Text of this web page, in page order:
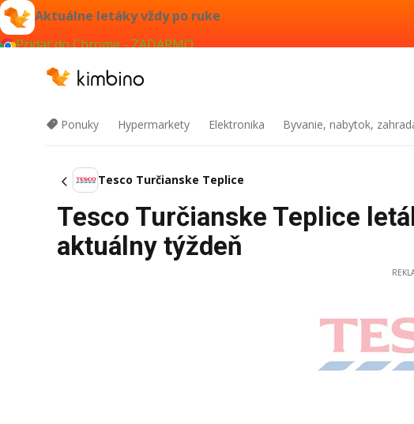
Aktuálne letáky vždy po ruke
Pridať do Chrome - ZADARMO
Ponuky Hypermarkety Elektronika Byvanie, nabytok,
Tesco Turčianske Teplice
Tesco Turčianske Teplice
aktuálny týždeň